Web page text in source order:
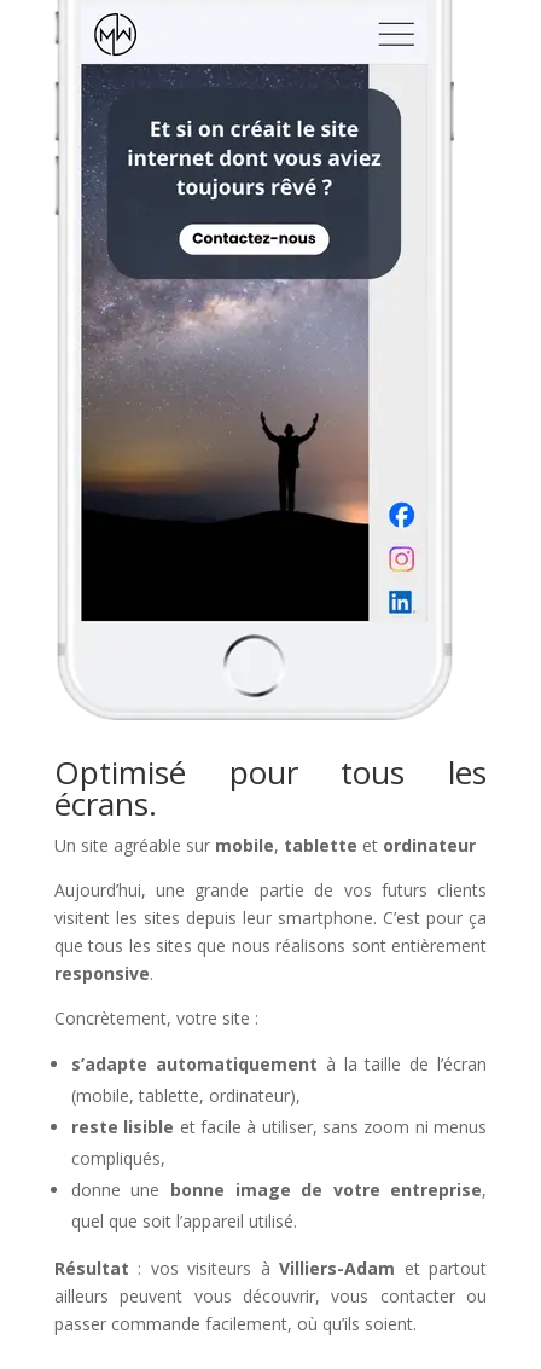
Optimisé pour tous les
écrans.
Un site agréable sur mobile, tablette et ordinateur
Aujourd’hui, une grande partie de vos futurs clients
visitent les sites depuis leur smartphone. C’est pour ça
que tous les sites que nous réalisons sont entièrement
responsive.
Concrètement, votre site :
s’adapte automatiquement à la taille de l’écran
(mobile, tablette, ordinateur),
reste lisible et facile à utiliser, sans zoom ni menus
compliqués,
donne une bonne image de votre entreprise,
quel que soit l’appareil utilisé.
Résultat : vos visiteurs àVilliers-Adam et partout
ailleurs peuvent vous découvrir, vous contacter ou
passer commande facilement, où qu’ils soient.